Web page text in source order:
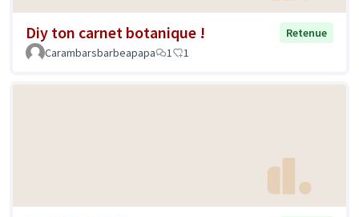
Diy ton carnet botanique !
Retenue
Carambarsbarbeapapa
1 1